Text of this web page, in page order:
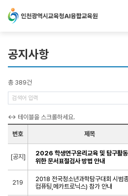
본문 바로가기
공지사항
총 389건
번호 제목
[공지]
2026 학생연구윤리교육 및 탐구활
위한 문서표절검사 방법 안내
219
2018 전국청소년과학탐구대회 시범
컴퓨팅,메카트로닉스) 참가 안내